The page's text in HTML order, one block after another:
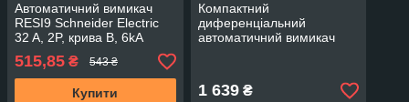
Автоматичний вимикач
RESI9 Schneider Electric
32 A, 2P, крива B, 6kA
(R9F02232)
515,85 ₴ 543 ₴
Купити
Компактний
диференціальний
автоматичний вимикач
крива
1 639₴